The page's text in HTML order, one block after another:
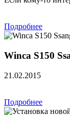
Подробнее
Winca S150
21.02.2015
Подробнее